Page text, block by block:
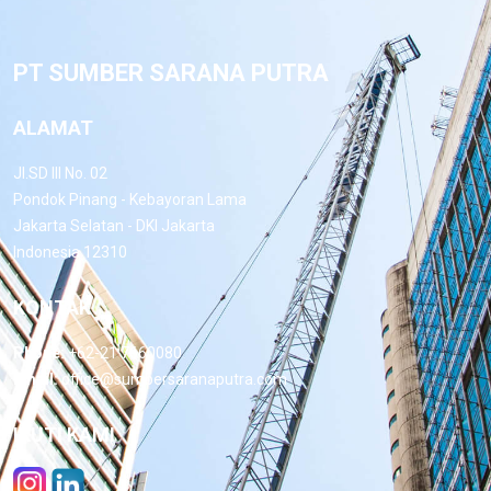
PT SUMBER SARANA PUTRA
ALAMAT
Jl.SD III No. 02
Pondok Pinang - Kebayoran Lama
Jakarta Selatan - DKI Jakarta
Indonesia 12310
KONTAK
Phone: +62-21 7660080
Email:office@sumbersaranaputra.com
IKUTI KAMI